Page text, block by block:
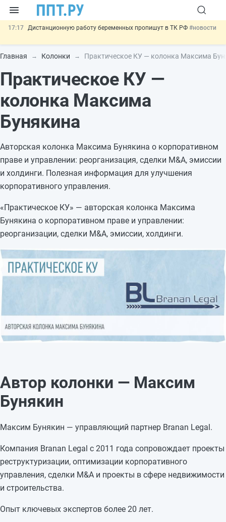
17:17 Дистанционную работу беременных пропишут в ТК РФ #новости
16:02 Госпошлину за устранение ошибок в документах предлагают
отменить
#новости
счетами
14:44 Минцифры предлагает запретить рассылку смс детям
11:31 Важно
Разработают единые критерии трудовых и ГПХ-
Главная Колонки Практическое КУ — колонка Максима
Практическое КУ —
колонка Максима
Бунякина
Авторская колонка Максима Бунякина о корпоративном
праве и управлении: реорганизация, сделки M&A, эмиссии
и холдинги. Полезная информация для улучшения
корпоративного управления.
«Практическое КУ» — авторская колонка Максима
Бунякина о корпоративном праве и управлении:
реорганизации, сделки M&A, эмиссии, холдинги.
Автор колонки — Максим
Бунякин
Максим Бунякин — управляющий партнер Branan Legal.
Компания Branan Legal с 2011 года сопровождает проекты
реструктуризации, оптимизации корпоративного
управления, сделки M&A и проекты в сфере недвижимости
и строительства.
Опыт ключевых экспертов более 20 лет.